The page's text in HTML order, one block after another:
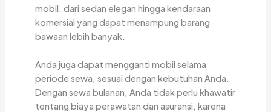
mobil, dari sedan elegan hingga kendaraan
komersial yang dapat menampung barang
bawaan lebih banyak.
Anda juga dapat mengganti mobil selama
periode sewa, sesuai dengan kebutuhan Anda.
Dengan sewa bulanan, Anda tidak perlu khawatir
tentang biaya perawatan dan asuransi, karena